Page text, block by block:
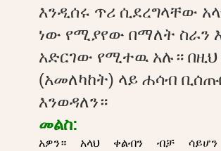
እንዲሰሩ ጥሪ ሲደረግላቸው
ነው የሚያየው በማለት ስራን
አድርገው የሚተዉ አሉ። በዚህ
(አመለካከት) ላይ ሐሳብ
እንወዳለን።
መልስ:
አዎን። አላህ ቀልብን ብቻ ሳይሆን